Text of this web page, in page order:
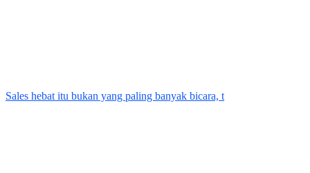
Sales hebat itu bukan yang paling banyak bicara, t